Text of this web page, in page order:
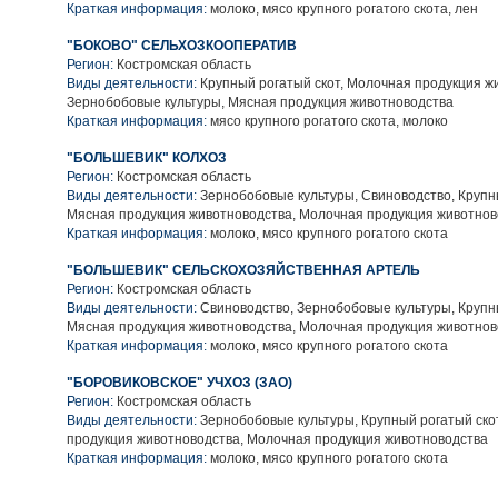
Краткая информация: молоко, мясо крупного рогатого скота, лен
"БОКОВО" СЕЛЬХОЗКООПЕРАТИВ
Регион: Костромская область
Виды деятельности: Крупный рогатый скот, Молочная продукция
Зернобобовые культуры, Мясная продукция животноводства
Краткая информация: мясо крупного рогатого скота, молоко
"БОЛЬШЕВИК" КОЛХОЗ
Регион: Костромская область
Виды деятельности: Зернобобовые культуры, Свиноводство,
Мясная продукция животноводства, Молочная продукция
Краткая информация: молоко, мясо крупного рогатого скота
"БОЛЬШЕВИК" СЕЛЬСКОХОЗЯЙСТВЕННАЯ АРТЕЛЬ
Регион: Костромская область
Виды деятельности: Свиноводство, Зернобобовые культуры,
Мясная продукция животноводства, Молочная продукция
Краткая информация: молоко, мясо крупного рогатого скота
"БОРОВИКОВСКОЕ" УЧХОЗ (ЗАО)
Регион: Костромская область
Виды деятельности: Зернобобовые культуры, Крупный рогатый
продукция животноводства, Молочная продукция животноводства
Краткая информация: молоко, мясо крупного рогатого скота